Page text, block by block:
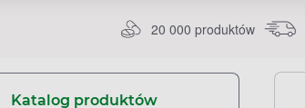
20 000 produktów
Katalog produktów